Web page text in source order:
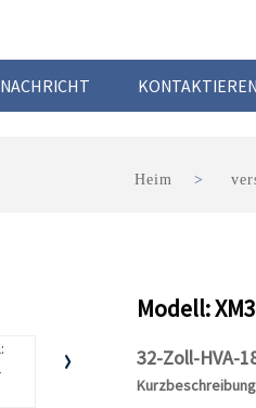
NACHRICHT
Heim
Modell:
32-Zoll-HVA-